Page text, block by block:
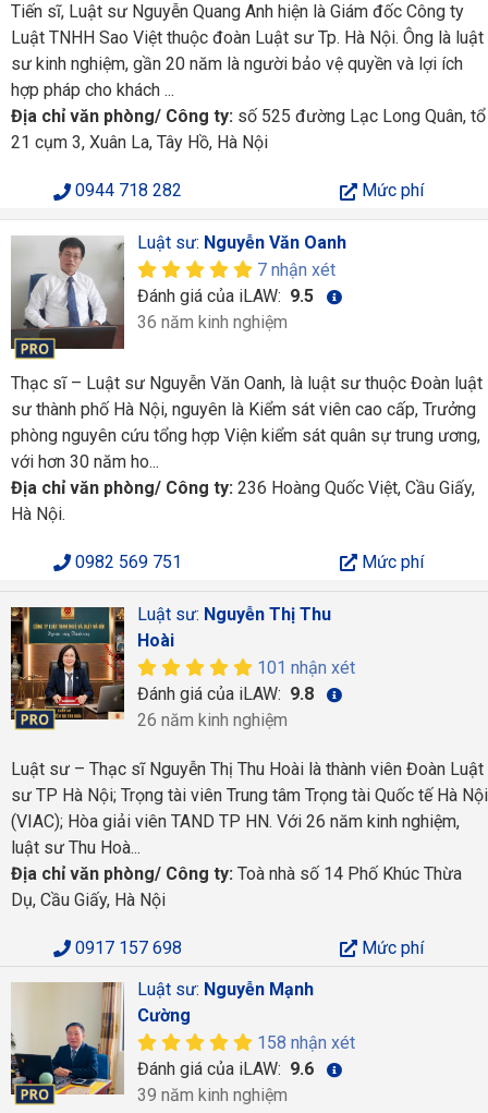
Tiến sĩ, Luật sư Nguyễn Quang Anh hiện là Giám đốc Công ty
Luật TNHH Sao Việt thuộc đoàn Luật sư Tp. Hà Nội. Ông là luật
sư kinh nghiệm, gần 20 năm là người bảo vệ quyền và lợi ích
hợp pháp cho khách ...
Địa chỉ văn phòng/ Công ty: số 525 đường Lạc Long Quân, tổ
21 cụm 3, Xuân La, Tây Hồ, Hà Nội
0944 718 282 Mức phí
Luật sư: Nguyễn Văn Oanh
7 nhận xét
Đánh giá của iLAW: 9.5
36 năm kinh nghiệm
Thạc sĩ – Luật sư Nguyễn Văn Oanh, là luật sư thuộc Đoàn luật
sư thành phố Hà Nội, nguyên là Kiểm sát viên cao cấp, Trưởng
phòng nguyên cứu tổng hợp Viện kiểm sát quân sự trung ương,
với hơn 30 năm ho...
Địa chỉ văn phòng/ Công ty: 236 Hoàng Quốc Việt, Cầu Giấy,
Hà Nội.
0982 569 751 Mức phí
Luật sư: Nguyễn Thị Thu
Hoài
101 nhận xét
Đánh giá của iLAW: 9.8
26 năm kinh nghiệm
Luật sư – Thạc sĩ Nguyễn Thị Thu Hoài là thành viên Đoàn Luật
sư TP Hà Nội; Trọng tài viên Trung tâm Trọng tài Quốc tế Hà Nội
(VIAC); Hòa giải viên TAND TP HN. Với 26 năm kinh nghiệm,
luật sư Thu Hoà...
Địa chỉ văn phòng/ Công ty: Toà nhà số 14 Phố Khúc Thừa
Dụ, Cầu Giấy, Hà Nội
0917 157 698
Mức phí
Luật sư: Nguyễn Mạnh
Cường
158 nhận xét
Đánh giá của iLAW: 9.6
39 năm kinh nghiệm